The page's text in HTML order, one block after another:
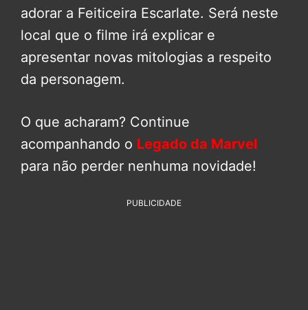
adorar a Feiticeira Escarlate. Será neste
local que o filme irá explicar e
apresentar novas mitologias a respeito
da personagem.
O que acharam? Continue
acompanhando o Legado da Marvel
para não perder nenhuma novidade!
PUBLICIDADE